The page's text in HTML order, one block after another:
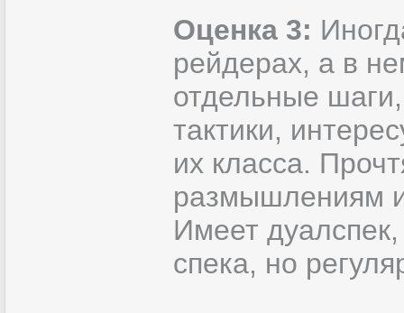
Оценка 3:
рейдерах, а в
отдельные
тактики,
их класса.
размышлениям
Имеет
спека, но